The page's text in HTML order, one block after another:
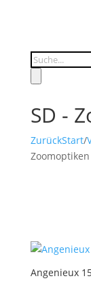
Products
search
SD -
ZurückStart/
Angenieux